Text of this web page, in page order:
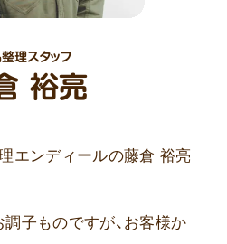
裕亮
理スタッフ
エンディールの藤倉 裕亮
子ものですが、お客様か